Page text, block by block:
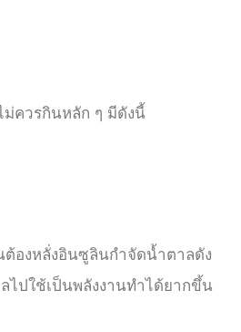
ควรกินหลัก ๆ มีดังนี้
ต้องหลั่งอินซูลินกำจัดน้ำตาลดัง
ไปใช้เป็นพลังงานทำได้ยากขึ้น